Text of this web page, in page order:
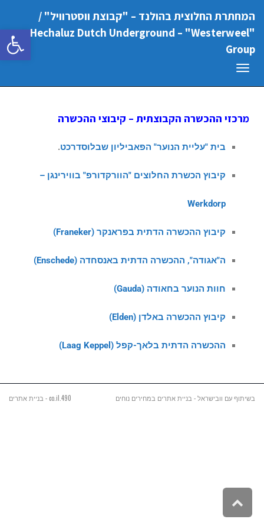
פתח
המחתרת החלוצית בהולנד – "קבוצת ווסטרוויל" /
"Hechaluz Dutch Underground – "Westerweel
Group
תפריט
מרכזי ההכשרה הקבוצתית – קיבוצי ההכשרה
בית "עליית הנוער" הפאביליון שבלוסדרכט.
קיבוץ הכשרת החלוצים "הוורקדורפ" בווירינגן –
Werkdorp
קיבוץ ההכשרה הדתית בפראנקר (Franeker)
ה"אגודה", ההכשרה הדתית באנסחדה (Enschede)
חוות הנוער בחאודה (Gauda)
קיבוץ ההכשרה באלדן (Elden)
ההכשרה הדתית בלאך-קפל (Laag Keppel)
בשיתוף עם וובישראל - בניית אתרים במחירים נוחים 490.co.il - בניית אתרים